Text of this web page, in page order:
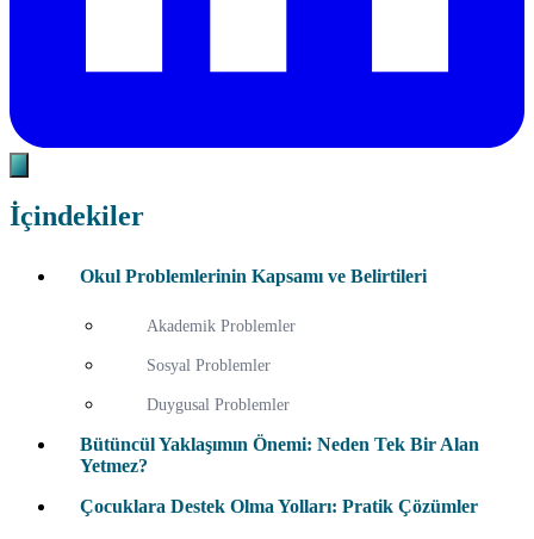
İçindekiler
Okul Problemlerinin Kapsamı ve Belirtileri
Akademik Problemler
Sosyal Problemler
Duygusal Problemler
Bütüncül Yaklaşımın Önemi: Neden Tek Bir Alan
Yetmez?
Çocuklara Destek Olma Yolları: Pratik Çözümler